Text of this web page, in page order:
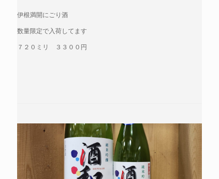
伊根満開にごり酒
数量限定で入荷してます
７２０ミリ ３３００円